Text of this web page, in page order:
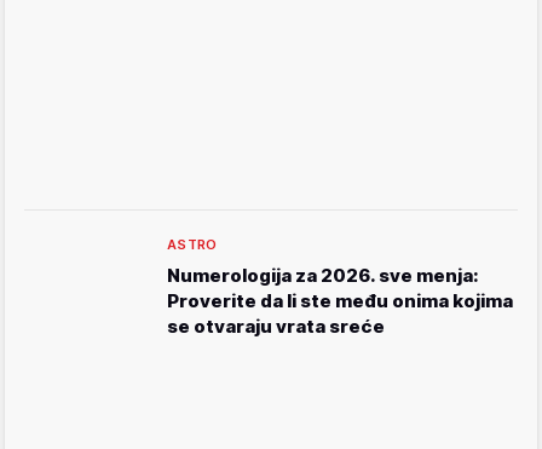
ASTRO
Numerologija za 2026. sve menja:
Proverite da li ste među onima kojima
se otvaraju vrata sreće